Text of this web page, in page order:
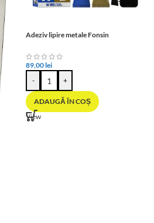
Adeziv lipire metale Fonsin
89,00lei
-
+
ADAUGĂ ÎN COȘ
View